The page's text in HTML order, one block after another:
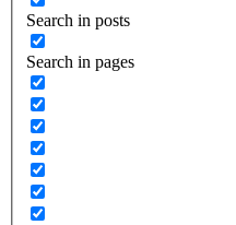
Search in posts
Search in pages